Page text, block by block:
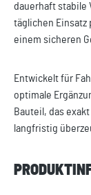
dauerhaft stabile
täglichen Einsatz
einem sicheren
Entwickelt für
optimale
Bauteil, das
langfristig